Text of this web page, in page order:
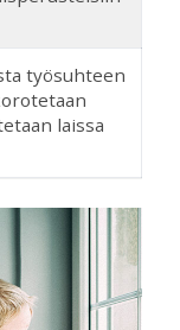
työsuhteen
laissa